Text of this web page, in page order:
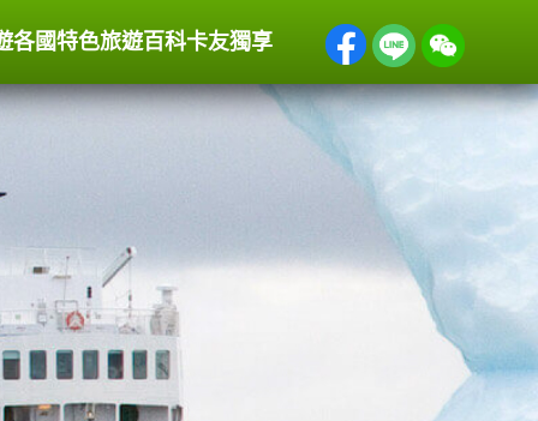
各國特色旅遊百科卡友獨享